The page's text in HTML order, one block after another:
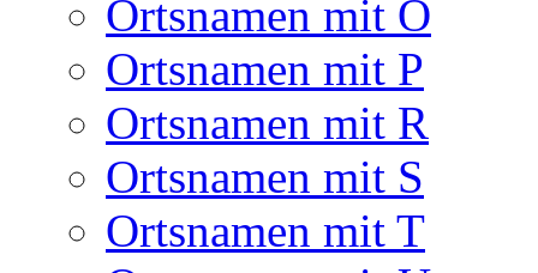
Ortsnamen mit O
Ortsnamen mit P
Ortsnamen mit R
Ortsnamen mit S
Ortsnamen mit T